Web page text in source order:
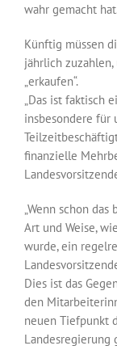
wahr gemacht
Künftig müssen
jährlich
„erkaufen“.
„Das ist faktisch
insbesondere für
finanzielle
„Wenn schon
Art und Weise,
wurde, ein
Dies ist das
den
neuen Tiefpunkt
Landesregierung